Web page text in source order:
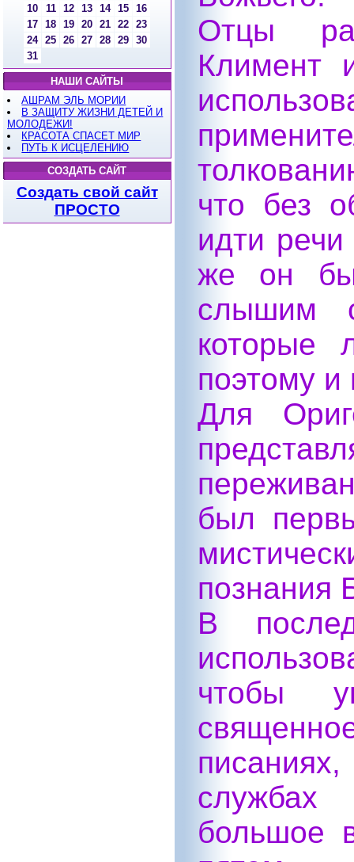
10
11 12 13 14 15 16
17 18 19 20 21 22 23
24 25 26 27 28 29 30
31
НАШИ САЙТЫ
АШРАМ ЭЛЬ МОРИИ
В ЗАЩИТУ ЖИЗНИ ДЕТЕЙ И
МОЛОДЕЖИ!
КРАСОТА СПАСЕТ МИР
ПУТЬ К ИСЦЕЛЕНИЮ
СОЗДАТЬ САЙТ
Создать свой сайт
ПРОСТО
Отцы
Климент
что без
идти
же он
слышим
которые
поэтому
Для
был
познания
В
чтобы
большое